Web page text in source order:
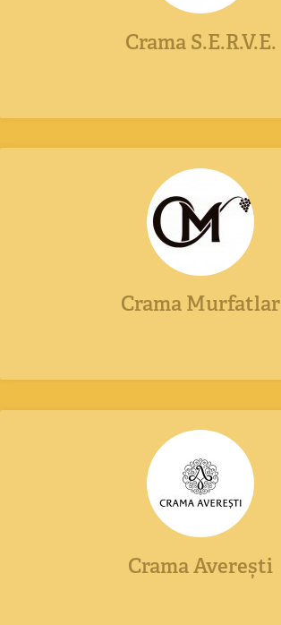
Crama S.E.R.V.E.
Crama Murfatlar
Crama Averești